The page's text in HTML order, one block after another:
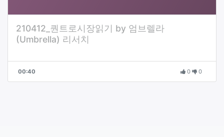
210412_퀀트로시장읽기 by 엄브렐라
(Umbrella) 리서치
00:40 0 0